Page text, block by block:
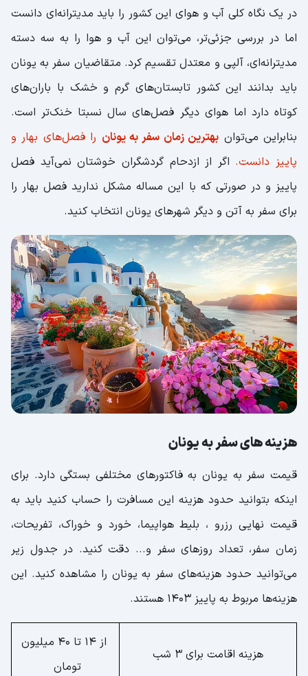
در یک نگاه کلی آب و هوای این کشور را باید مدیترانه‌ای دانست
اما در بررسی جزئی‌تر، می‌توان این آب و هوا را به سه دسته
مدیترانه‌ای، آلپی و معتدل تقسیم کرد. متقاضیان سفر به یونان
باید بدانند این کشور تابستان‌های گرم و خشک با باران‌های
کوتاه دارد اما هوای دیگر فصل‌های سال نسبتا خنک‌تر است.
بنابراین می‌توان بهترین زمان سفر به یونان را فصل‌های بهار و
پاییز دانست. اگر از ازدحام گردشگران خوشتان نمی‌آید فصل
پاییز و در صورتی که با این مساله مشکل ندارید فصل بهار را
برای سفر به آتن و دیگر شهرهای یونان انتخاب کنید.
هزینه های سفر به یونان
قیمت سفر به یونان به فاکتورهای مختلفی بستگی دارد. برای
اینکه بتوانید حدود هزینه این مسافرت را حساب کنید باید به
قیمت نهایی رزرو ، بلیط هواپیما، خورد و خوراک، تفریحات،
زمان سفر، تعداد روزهای سفر و... دقت کنید. در جدول زیر
می‌توانید حدود هزینه‌های سفر به یونان را مشاهده کنید. این
هزینه‌ها مربوط به پاییز 1403 هستند.
هزینه اقامت برای 3 شب
از 14 تا 40 میلیون
تومان